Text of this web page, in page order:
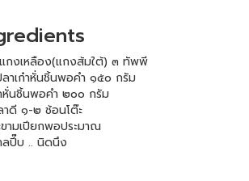
กงเหลือง(แกงส้มใต้) ๓ ทัพพี
ลาเก๋าหั่นชิ้นพอคำ ๑๕๐ กรัม
หั่นชิ้นพอคำ ๒๐๐ กรัม
าดี ๑-๒ ช้อนโต๊ะ
ขามเปียกพอประมาณ
ลปี๊บ .. นิดนึง